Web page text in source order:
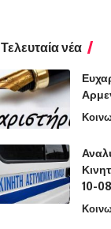
Τελευταία νέα
10-